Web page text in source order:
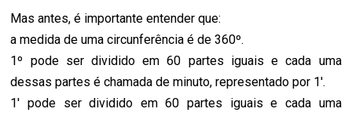
Mas antes, é importante entender que:
a medida de uma circunferência é de 360º.
1º pode ser dividido em 60 partes iguais e cada uma
dessas partes é chamada de minuto, representado por 1'.
1' pode ser dividido em 60 partes iguais e cada uma